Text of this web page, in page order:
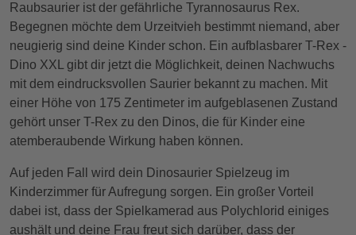
Raubsaurier ist der gefährliche Tyrannosaurus Rex.
Begegnen möchte dem Urzeitvieh bestimmt niemand, aber
neugierig sind deine Kinder schon. Ein aufblasbarer T-Rex -
Dino XXL gibt dir jetzt die Möglichkeit, deinen Nachwuchs
mit dem eindrucksvollen Saurier bekannt zu machen. Mit
einer Höhe von 175 Zentimeter im aufgeblasenen Zustand
gehört unser T-Rex zu den Dinos, die für Kinder eine
atemberaubende Wirkung haben können.
Auf jeden Fall wird dein Dinosaurier Spielzeug im
Kinderzimmer für Aufregung sorgen. Ein großer Vorteil
dabei ist, dass der Spielkamerad aus Polychlorid einiges
aushält und deine Frau freut sich darüber, dass der